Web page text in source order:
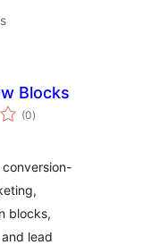
Blocks
(0puntuacions
totals
)
blocks,
lead